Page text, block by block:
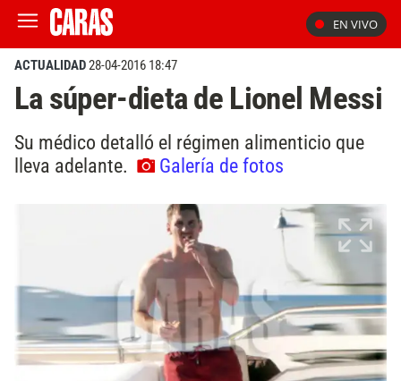
EN VIVO
ACTUALIDAD28-04-2016 18:47
La súper-dieta de Lionel Messi
Su médico detalló el régimen alimenticio que
lleva adelante.
Galería de fotos